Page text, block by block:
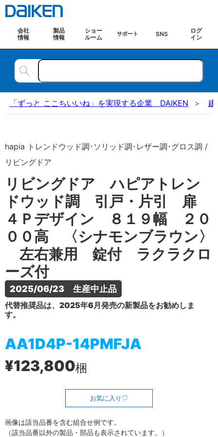
会社
情報
製品
情報
ショー
ルーム
サポート SNS
ログ
イン
「ずっと ここちいいね」を実現する企業 DAIKEN 建
hapia トレンドウッド調･ソリッド調･レザー調･グロス調 /
リビングドア
リビングドア ハピアトレン
ドウッド調 引戸・片引 扉
４Ｐデザイン ８１９幅 ２０
００高 〈シナモンブラウン〉
左右兼用 錠付 ラクラクロ
ーズ付
2025/06/23　生産中止品
代替推奨品は、2025年6月発売の新製品をお勧めしま
す。
AA1D4P-14PMFJA
¥123,800梱
お気に入り
画像は該当品番を含む組合せ例です。
（該当品番以外の製品・部品も表示されています。）